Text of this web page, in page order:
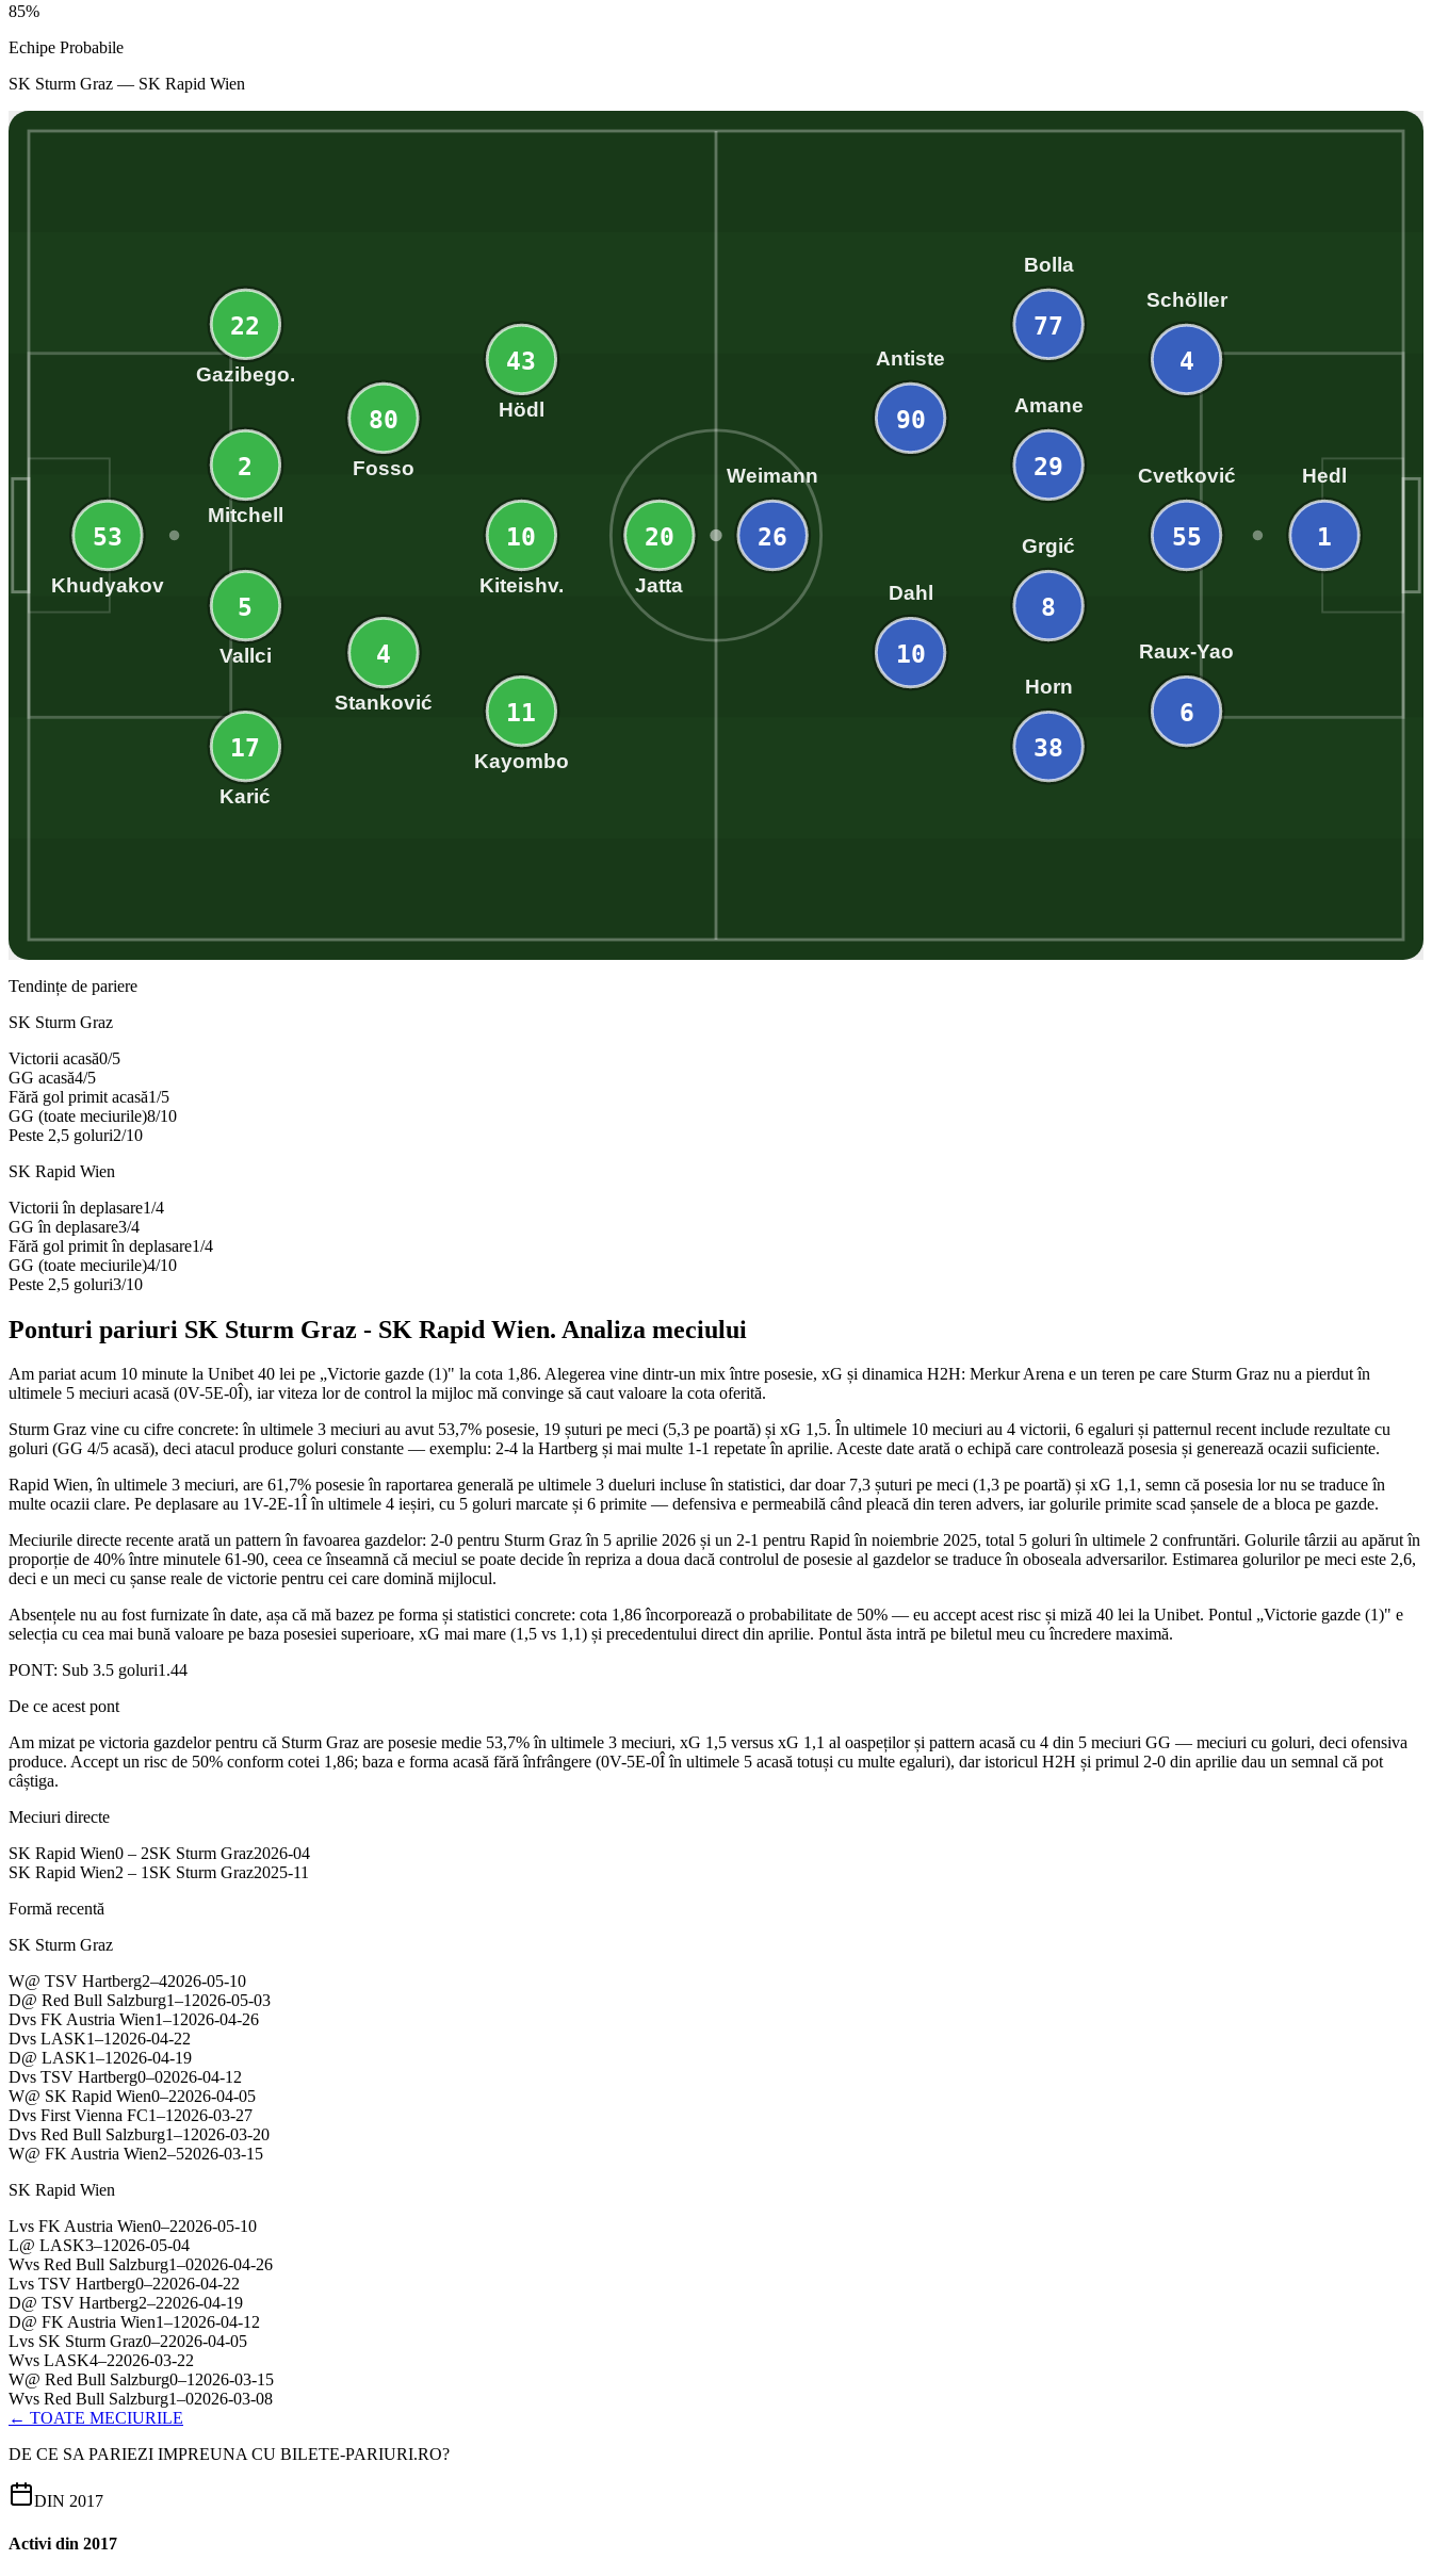
85%
Echipe Probabile
SK Sturm Graz — SK Rapid Wien
53
Khudyakov
22
Gazibego.
2
Mitchell
5
Vallci
17
Karić
80
Fosso
4
Stanković
43
Hödl
10
Kiteishv.
11
Kayombo
20
Jatta
1
Hedl
4
Schöller
55
Cvetković
6
Raux-Yao
77
Bolla
29
Amane
8
Grgić
38
Horn
90
Antiste
10
Dahl
26
Weimann
Tendințe de pariere
SK Sturm Graz
Victorii acasă0/5
GG acasă4/5
Fără gol primit acasă1/5
GG (toate meciurile)8/10
Peste 2,5 goluri2/10
SK Rapid Wien
Victorii în deplasare1/4
GG în deplasare3/4
Fără gol primit în deplasare1/4
GG (toate meciurile)4/10
Peste 2,5 goluri3/10
Ponturi pariuri SK Sturm Graz - SK Rapid Wien. Analiza meciului
Am pariat acum 10 minute la Unibet 40 lei pe „Victorie gazde (1)" la cota 1,86. Alegerea vine dintr-un mix între posesie, xG și dinamica H2H: Merkur Arena e un teren pe care Sturm Graz nu a pierdut în
ultimele 5 meciuri acasă (0V-5E-0Î), iar viteza lor de control la mijloc mă convinge să caut valoare la cota oferită.
Sturm Graz vine cu cifre concrete: în ultimele 3 meciuri au avut 53,7% posesie, 19 șuturi pe meci (5,3 pe poartă) și xG 1,5. În ultimele 10 meciuri au 4 victorii, 6 egaluri și patternul recent include rezultate cu
goluri (GG 4/5 acasă), deci atacul produce goluri constante — exemplu: 2-4 la Hartberg și mai multe 1-1 repetate în aprilie. Aceste date arată o echipă care controlează posesia și generează ocazii suficiente.
Rapid Wien, în ultimele 3 meciuri, are 61,7% posesie în raportarea generală pe ultimele 3 dueluri incluse în statistici, dar doar 7,3 șuturi pe meci (1,3 pe poartă) și xG 1,1, semn că posesia lor nu se traduce în
multe ocazii clare. Pe deplasare au 1V-2E-1Î în ultimele 4 ieșiri, cu 5 goluri marcate și 6 primite — defensiva e permeabilă când pleacă din teren advers, iar golurile primite scad șansele de a bloca pe gazde.
Meciurile directe recente arată un pattern în favoarea gazdelor: 2-0 pentru Sturm Graz în 5 aprilie 2026 și un 2-1 pentru Rapid în noiembrie 2025, total 5 goluri în ultimele 2 confruntări. Golurile târzii au apărut în
proporție de 40% între minutele 61-90, ceea ce înseamnă că meciul se poate decide în repriza a doua dacă controlul de posesie al gazdelor se traduce în oboseala adversarilor. Estimarea golurilor pe meci este 2,6,
deci e un meci cu șanse reale de victorie pentru cei care domină mijlocul.
Absențele nu au fost furnizate în date, așa că mă bazez pe forma și statistici concrete: cota 1,86 încorporează o probabilitate de 50% — eu accept acest risc și miză 40 lei la Unibet. Pontul „Victorie gazde (1)" e
selecția cu cea mai bună valoare pe baza posesiei superioare, xG mai mare (1,5 vs 1,1) și precedentului direct din aprilie. Pontul ăsta intră pe biletul meu cu încredere maximă.
PONT: Sub 3.5 goluri1.44
De ce acest pont
Am mizat pe victoria gazdelor pentru că Sturm Graz are posesie medie 53,7% în ultimele 3 meciuri, xG 1,5 versus xG 1,1 al oaspeților și pattern acasă cu 4 din 5 meciuri GG — meciuri cu goluri, deci ofensiva
produce. Accept un risc de 50% conform cotei 1,86; baza e forma acasă fără înfrângere (0V-5E-0Î în ultimele 5 acasă totuși cu multe egaluri), dar istoricul H2H și primul 2-0 din aprilie dau un semnal că pot
câștiga.
Meciuri directe
SK Rapid Wien0 – 2SK Sturm Graz2026-04
SK Rapid Wien2 – 1SK Sturm Graz2025-11
Formă recentă
SK Sturm Graz
W@ TSV Hartberg2–42026-05-10
D@ Red Bull Salzburg1–12026-05-03
Dvs FK Austria Wien1–12026-04-26
Dvs LASK1–12026-04-22
D@ LASK1–12026-04-19
Dvs TSV Hartberg0–02026-04-12
W@ SK Rapid Wien0–22026-04-05
Dvs First Vienna FC1–12026-03-27
Dvs Red Bull Salzburg1–12026-03-20
W@ FK Austria Wien2–52026-03-15
SK Rapid Wien
Lvs FK Austria Wien0–22026-05-10
L@ LASK3–12026-05-04
Wvs Red Bull Salzburg1–02026-04-26
Lvs TSV Hartberg0–22026-04-22
D@ TSV Hartberg2–22026-04-19
D@ FK Austria Wien1–12026-04-12
Lvs SK Sturm Graz0–22026-04-05
Wvs LASK4–22026-03-22
W@ Red Bull Salzburg0–12026-03-15
Wvs Red Bull Salzburg1–02026-03-08
← TOATE MECIURILE
DE CE SA PARIEZI IMPREUNA CU BILETE-PARIURI.RO?
DIN 2017
Activi din 2017